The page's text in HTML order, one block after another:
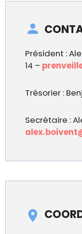
Président :
14 –
Trésorier :
Secrétaire :